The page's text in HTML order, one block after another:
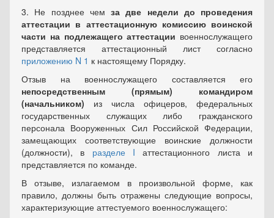
3. Не позднее чем за две недели до проведения
аттестации в аттестационную комиссию воинской
части на подлежащего аттестации военнослужащего
представляется аттестационный лист согласно
приложению N 1 к настоящему Порядку.
Отзыв на военнослужащего составляется его
непосредственным (прямым) командиром
(начальником) из числа офицеров, федеральных
государственных служащих либо гражданского
персонала Вооруженных Сил Российской Федерации,
замещающих соответствующие воинские должности
(должности), в разделе I аттестационного листа и
представляется по команде.
В отзыве, излагаемом в произвольной форме, как
правило, должны быть отражены следующие вопросы,
характеризующие аттестуемого военнослужащего: